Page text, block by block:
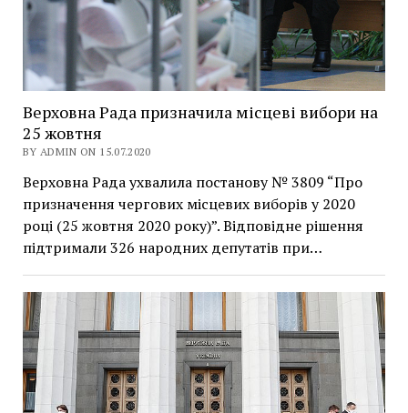
Верховна Рада призначила місцеві вибори на
25 жовтня
BY ADMIN ON 15.07.2020
Верховна Рада ухвалила постанову № 3809 “Про
призначення чергових місцевих виборів у 2020
році (25 жовтня 2020 року)”. Відповідне рішення
підтримали 326 народних депутатів при…